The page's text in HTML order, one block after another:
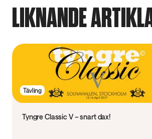
LIKNANDE
Tävling
Tyngre Classic V – snart dax!